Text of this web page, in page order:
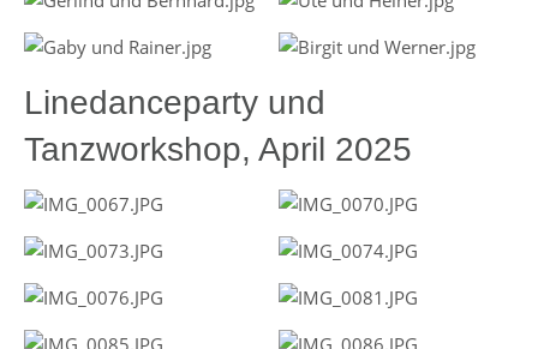
Linedanceparty und
Tanzworkshop, April 2025